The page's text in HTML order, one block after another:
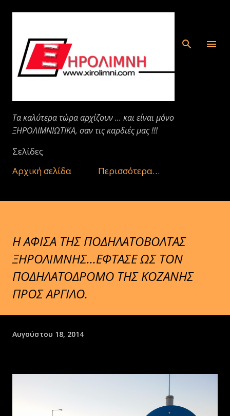
Μετάβαση στο κύριο περιεχόμενο
Τα καλύτερα τώρα αρχίζουν ... και είναι μόνο
ΞΗΡΟΛΙΜΝΙΩΤΙΚΑ, σαν τις καρδιές μας !!!
Σελίδες
Αρχική σελίδα
Περισσότερα…
Η ΑΦΙΣΑ ΤΗΣ ΠΟΔΗΛΑΤΟΒΟΛΤΑΣ
ΞΗΡΟΛΙΜΝΗΣ...ΕΦΤΑΣΕ ΩΣ ΤΟΝ
ΠΟΔΗΛΑΤΟΔΡΟΜΟ ΤΗΣ ΚΟΖΑΝΗΣ
ΠΡΟΣ ΑΡΓΙΛΟ.
Αυγούστου 18, 2014